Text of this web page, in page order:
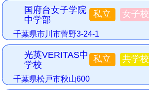
国府台女子学院
中学部
私立 女子校
千葉県市川市菅野3-24-1
光英VERITAS中
学校
私立 共学校
千葉県松戸市秋山600